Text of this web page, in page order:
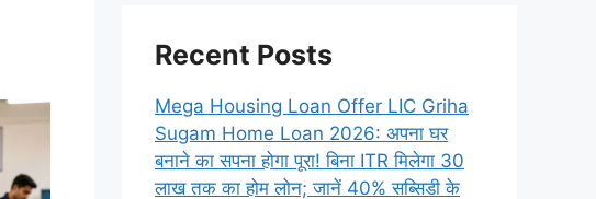
Recent Posts
Mega Housing Loan Offer LIC Griha
Sugam Home Loan 2026: अपना घर
बनाने का सपना होगा पूरा! बिना ITR मिलेगा 30
लाख तक का होम लोन; जानें 40% सब्सिडी के